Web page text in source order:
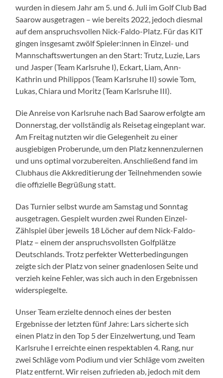
wurden in diesem Jahr am 5. und 6. Juli im Golf Club Bad
Saarow ausgetragen – wie bereits 2022, jedoch diesmal
auf dem anspruchsvollen Nick-Faldo-Platz. Für das KIT
gingen insgesamt zwölf Spieler:innen in Einzel- und
Mannschaftswertungen an den Start: Trutz, Luzie, Lars
und Jasper (Team Karlsruhe I), Eckart, Liam, Ann-
Kathrin und Philippos (Team Karlsruhe II) sowie Tom,
Lukas, Chiara und Moritz (Team Karlsruhe III).
Die Anreise von Karlsruhe nach Bad Saarow erfolgte am
Donnerstag, der vollständig als Reisetag eingeplant war.
Am Freitag nutzten wir die Gelegenheit zu einer
ausgiebigen Proberunde, um den Platz kennenzulernen
und uns optimal vorzubereiten. Anschließend fand im
Clubhaus die Akkreditierung der Teilnehmenden sowie
die offizielle Begrüßung statt.
Das Turnier selbst wurde am Samstag und Sonntag
ausgetragen. Gespielt wurden zwei Runden Einzel-
Zählspiel über jeweils 18 Löcher auf dem Nick-Faldo-
Platz – einem der anspruchsvollsten Golfplätze
Deutschlands. Trotz perfekter Wetterbedingungen
zeigte sich der Platz von seiner gnadenlosen Seite und
verzieh keine Fehler, was sich auch in den Ergebnissen
widerspiegelte.
Unser Team erzielte dennoch eines der besten
Ergebnisse der letzten fünf Jahre: Lars sicherte sich
einen Platz in den Top 5 der Einzelwertung, und Team
Karlsruhe I erreichte einen respektablen 4. Rang, nur
zwei Schläge vom Podium und vier Schläge vom zweiten
Platz entfernt. Wir reisen zufrieden ab, jedoch mit dem